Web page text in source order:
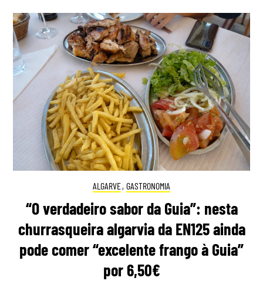
ALGARVE, GASTRONOMIA
“O verdadeiro sabor da Guia”: nesta
churrasqueira algarvia da EN125 ainda
pode comer “excelente frango à Guia”
por 6,50€